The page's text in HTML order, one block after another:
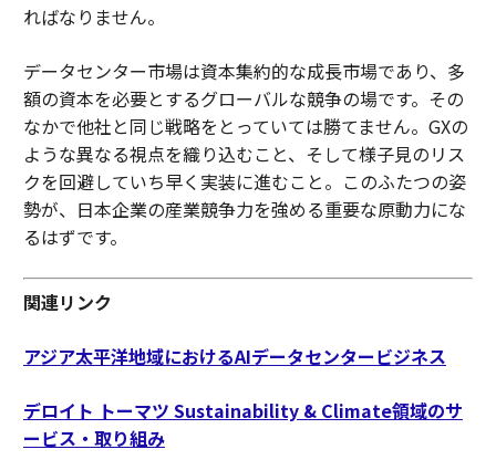
ればなりません。
データセンター市場は資本集約的な成長市場であり、多
額の資本を必要とするグローバルな競争の場です。その
なかで他社と同じ戦略をとっていては勝てません。GXの
ような異なる視点を織り込むこと、そして様子見のリス
クを回避していち早く実装に進むこと。このふたつの姿
勢が、日本企業の産業競争力を強める重要な原動力にな
るはずです。
関連リンク
アジア太平洋地域におけるAIデータセンタービジネス
デロイト トーマツ Sustainability & Climate領域のサ
ービス・取り組み